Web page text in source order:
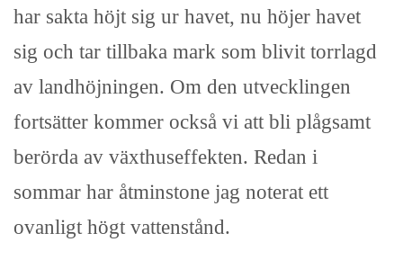
har sakta höjt sig ur havet, nu höjer havet
sig och tar tillbaka mark som blivit torrlagd
av landhöjningen. Om den utvecklingen
fortsätter kommer också vi att bli plågsamt
berörda av växthuseffekten. Redan i
sommar har åtminstone jag noterat ett
ovanligt högt vattenstånd.